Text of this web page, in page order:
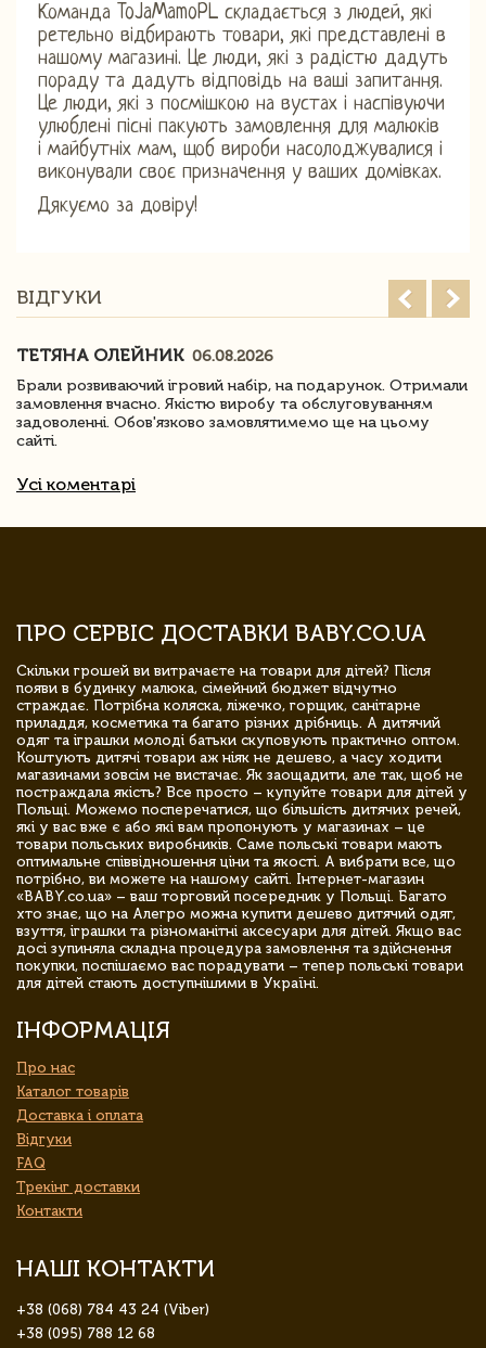
Команда ToJaMamoPL складається з людей, які
ретельно відбирають товари, які представлені в
нашому магазині. Це люди, які з радістю дадуть
пораду та дадуть відповідь на ваші запитання.
Це люди, які з посмішкою на вустах і наспівуючи
улюблені пісні пакують замовлення для малюків
і майбутніх мам, щоб вироби насолоджувалися і
виконували своє призначення у ваших домівках.
Дякуємо за довіру!
ВІДГУКИ
ТЕТЯНА ОЛЕЙНИК 06.08.2026
Брали розвиваючий ігровий набір, на подарунок. Отримали
замовлення вчасно. Якістю виробу та обслуговуванням
задоволенні. Обов'язково замовлятимемо ще на цьому
сайті.
Усі коментарі
ПРО СЕРВІС ДОСТАВКИ BABY.CO.UA
Скільки грошей ви витрачаєте на товари для дітей? Після
появи в будинку малюка, сімейний бюджет відчутно
страждає. Потрібна коляска, ліжечко, горщик, санітарне
приладдя, косметика та багато різних дрібниць. А дитячий
одяг та іграшки молоді батьки скуповують практично оптом.
Коштують дитячі товари аж ніяк не дешево, а часу ходити
магазинами зовсім не вистачає. Як заощадити, але так, щоб не
постраждала якість? Все просто – купуйте товари для дітей у
Польщі. Можемо посперечатися, що більшість дитячих речей,
які у вас вже є або які вам пропонують у магазинах – це
товари польських виробників. Саме польські товари мають
оптимальне співвідношення ціни та якості. А вибрати все, що
потрібно, ви можете на нашому сайті. Інтернет-магазин
«BABY.co.ua» – ваш торговий посередник у Польщі. Багато
хто знає, що на Алегро можна купити дешево дитячий одяг,
взуття, іграшки та різноманітні аксесуари для дітей. Якщо вас
досі зупиняла складна процедура замовлення та здійснення
покупки, поспішаємо вас порадувати – тепер польські товари
для дітей стають доступнішими в Україні.
ІНФОРМАЦІЯ
Про нас
Каталог товарів
Доставка і оплата
Відгуки
FAQ
Трекінг доставки
Контакти
НАШІ КОНТАКТИ
+38 (068) 784 43 24 (Viber)
+38 (095) 788 12 68